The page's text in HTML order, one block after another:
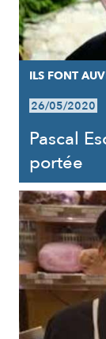
ILS FONT
26/05/2020
Pascal
portée